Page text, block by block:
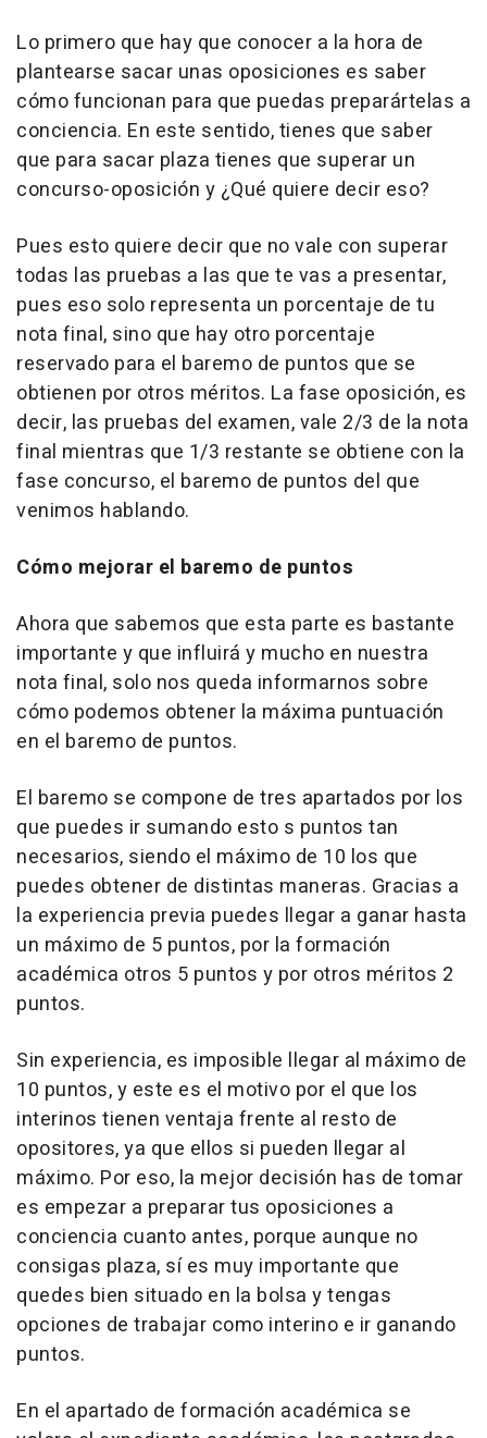
Lo primero que hay que conocer a la hora de
plantearse sacar unas oposiciones es saber
cómo funcionan para que puedas preparártelas a
conciencia. En este sentido, tienes que saber
que para sacar plaza tienes que superar un
concurso-oposición y ¿Qué quiere decir eso?
Pues esto quiere decir que no vale con superar
todas las pruebas a las que te vas a presentar,
pues eso solo representa un porcentaje de tu
nota final, sino que hay otro porcentaje
reservado para el baremo de puntos que se
obtienen por otros méritos. La fase oposición, es
decir, las pruebas del examen, vale 2/3 de la nota
final mientras que 1/3 restante se obtiene con la
fase concurso, el baremo de puntos del que
venimos hablando.
Cómo mejorar el baremo de puntos
Ahora que sabemos que esta parte es bastante
importante y que influirá y mucho en nuestra
nota final, solo nos queda informarnos sobre
cómo podemos obtener la máxima puntuación
en el baremo de puntos.
El baremo se compone de tres apartados por los
que puedes ir sumando esto s puntos tan
necesarios, siendo el máximo de 10 los que
puedes obtener de distintas maneras. Gracias a
la experiencia previa puedes llegar a ganar hasta
un máximo de 5 puntos, por la formación
académica otros 5 puntos y por otros méritos 2
puntos.
Sin experiencia, es imposible llegar al máximo de
10 puntos, y este es el motivo por el que los
interinos tienen ventaja frente al resto de
opositores, ya que ellos si pueden llegar al
máximo. Por eso, la mejor decisión has de tomar
es empezar a preparar tus oposiciones a
conciencia cuanto antes, porque aunque no
consigas plaza, sí es muy importante que
quedes bien situado en la bolsa y tengas
opciones de trabajar como interino e ir ganando
puntos.
En el apartado de formación académica se